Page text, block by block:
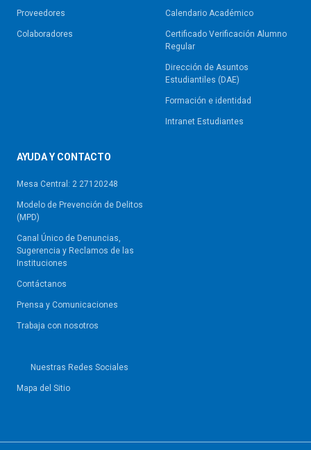
Proveedores
Colaboradores
Calendario Académico
Certificado Verificación Alumno
Regular
Dirección de Asuntos
Estudiantiles (DAE)
Formación e identidad
Intranet Estudiantes
AYUDA Y CONTACTO
Mesa Central: 2 27120248
Modelo de Prevención de Delitos
(MPD)
Canal Único de Denuncias,
Sugerencia y Reclamos de las
Instituciones
Contáctanos
Prensa y Comunicaciones
Trabaja con nosotros
Nuestras Redes Sociales
Mapa del Sitio